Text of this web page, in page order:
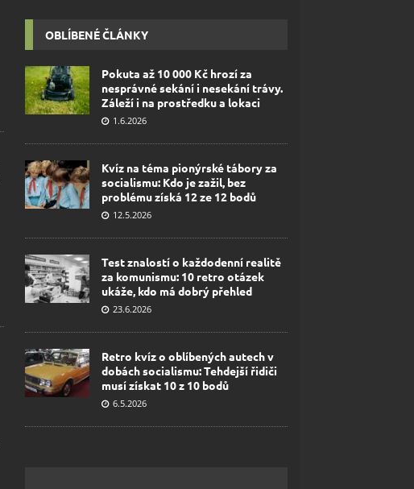
OBLÍBENÉ ČLÁNKY
Pokuta až 10 000 Kč hrozí za
nesprávné sekání i nesekání trávy.
Záleží i na prostředku a lokaci
1.6.2026
Kvíz na téma pionýrské tábory za
socialismu: Kdo je zažil, bez
problému získá 12 ze 12 bodů
12.5.2026
Test znalostí o každodenní realitě
za komunismu: 10 retro otázek
ukáže, kdo má dobrý přehled
23.6.2026
Retro kvíz o oblíbených autech v
dobách socialismu: Tehdejší řidiči
musí získat 10 z 10 bodů
6.5.2026